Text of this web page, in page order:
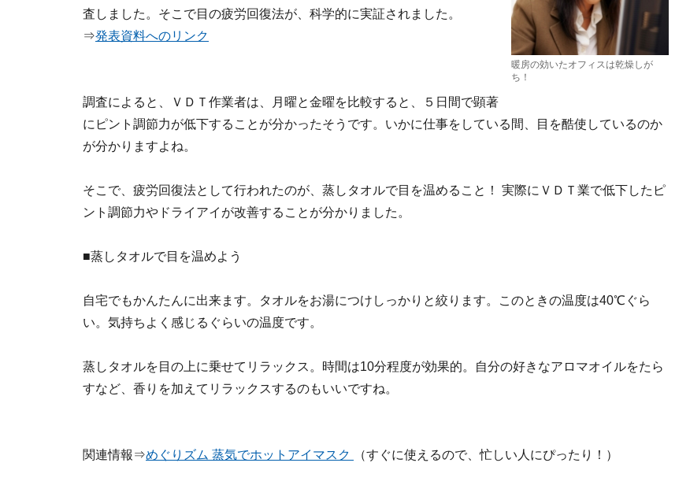
暖房の効いたオフィスは乾燥しが
ち！
査しました。そこで目の疲労回復法が、科学的に実証されました。
⇒発表資料へのリンク
調査によると、ＶＤＴ作業者は、月曜と金曜を比較すると、５日間で顕著
にピント調節力が低下することが分かったそうです。いかに仕事をしている間、目を酷使しているのか
が分かりますよね。
そこで、疲労回復法として行われたのが、蒸しタオルで目を温めること！ 実際にＶＤＴ業で低下したピ
ント調節力やドライアイが改善することが分かりました。
■蒸しタオルで目を温めよう
自宅でもかんたんに出来ます。タオルをお湯につけしっかりと絞ります。このときの温度は40℃ぐら
い。気持ちよく感じるぐらいの温度です。
蒸しタオルを目の上に乗せてリラックス。時間は10分程度が効果的。自分の好きなアロマオイルをたら
すなど、香りを加えてリラックスするのもいいですね。
関連情報⇒めぐりズム 蒸気でホットアイマスク （すぐに使えるので、忙しい人にぴったり！）